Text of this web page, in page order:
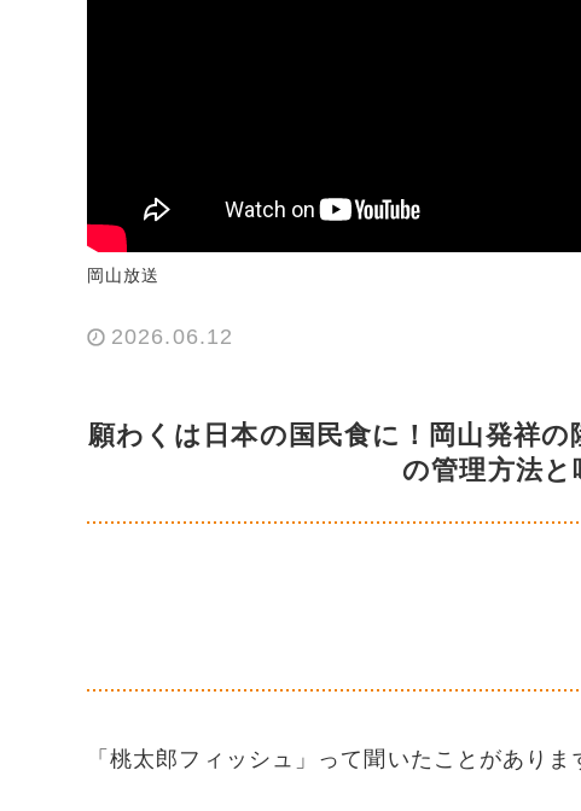
岡山放送
2026.06.12
願わくは日本の国民食に！岡山発祥
の管理方法と
「桃太郎フィッシュ」って聞いたことがありま